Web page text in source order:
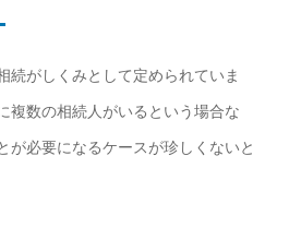
続がしくみとして定められていま
複数の相続人がいるという場合な
が必要になるケースが珍しくないと